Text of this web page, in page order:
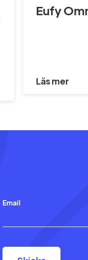
Eufy
Läs mer
Email